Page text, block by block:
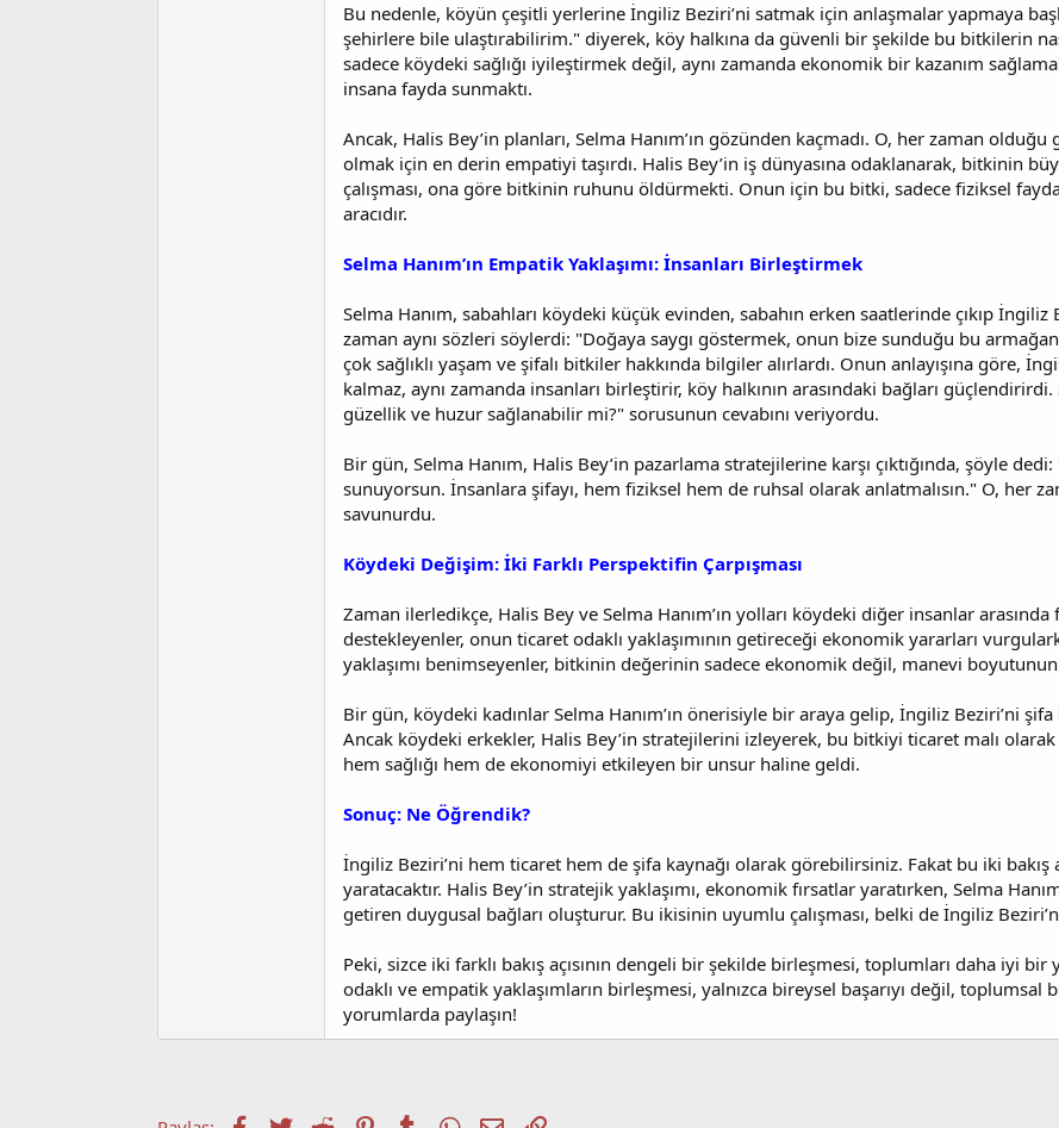
Bu nedenle, köyün çeşitli yerlerine İngiliz Beziri’ni satmak için anlaşmalar yapmaya
şehirlere bile ulaştırabilirim." diyerek, köy halkına da güvenli bir şekilde bu bitkilerin
sadece köydeki sağlığı iyileştirmek değil, aynı zamanda ekonomik bir kazanım
insana fayda sunmaktı.
Ancak, Halis Bey’in planları, Selma Hanım’ın gözünden kaçmadı. O, her zaman
olmak için en derin empatiyi taşırdı. Halis Bey’in iş dünyasına odaklanarak, bitkinin
çalışması, ona göre bitkinin ruhunu öldürmekti. Onun için bu bitki, sadece fiziksel
aracıdır.
Selma Hanım’ın Empatik Yaklaşımı: İnsanları Birleştirmek
Selma Hanım, sabahları köydeki küçük evinden, sabahın erken saatlerinde çıkıp
zaman aynı sözleri söylerdi: "Doğaya saygı göstermek, onun bize sunduğu bu
çok sağlıklı yaşam ve şifalı bitkiler hakkında bilgiler alırlardı. Onun anlayışına göre,
kalmaz, aynı zamanda insanları birleştirir, köy halkının arasındaki bağları
güzellik ve huzur sağlanabilir mi?" sorusunun cevabını veriyordu.
Bir gün, Selma Hanım, Halis Bey’in pazarlama stratejilerine karşı çıktığında, şöyle
sunuyorsun. İnsanlara şifayı, hem fiziksel hem de ruhsal olarak anlatmalısın." O, her
savunurdu.
Köydeki Değişim: İki Farklı Perspektifin Çarpışması
Zaman ilerledikçe, Halis Bey ve Selma Hanım’ın yolları köydeki diğer insanlar
destekleyenler, onun ticaret odaklı yaklaşımının getireceği ekonomik yararları
yaklaşımı benimseyenler, bitkinin değerinin sadece ekonomik değil, manevi
Bir gün, köydeki kadınlar Selma Hanım’ın önerisiyle bir araya gelip, İngiliz Beziri’ni
Ancak köydeki erkekler, Halis Bey’in stratejilerini izleyerek, bu bitkiyi ticaret malı
hem sağlığı hem de ekonomiyi etkileyen bir unsur haline geldi.
Sonuç: Ne Öğrendik?
İngiliz Beziri’ni hem ticaret hem de şifa kaynağı olarak görebilirsiniz. Fakat bu iki bakış
yaratacaktır. Halis Bey’in stratejik yaklaşımı, ekonomik fırsatlar yaratırken, Selma
getiren duygusal bağları oluşturur. Bu ikisinin uyumlu çalışması, belki de İngiliz
Peki, sizce iki farklı bakış açısının dengeli bir şekilde birleşmesi, toplumları daha iyi
odaklı ve empatik yaklaşımların birleşmesi, yalnızca bireysel başarıyı değil,
yorumlarda paylaşın!